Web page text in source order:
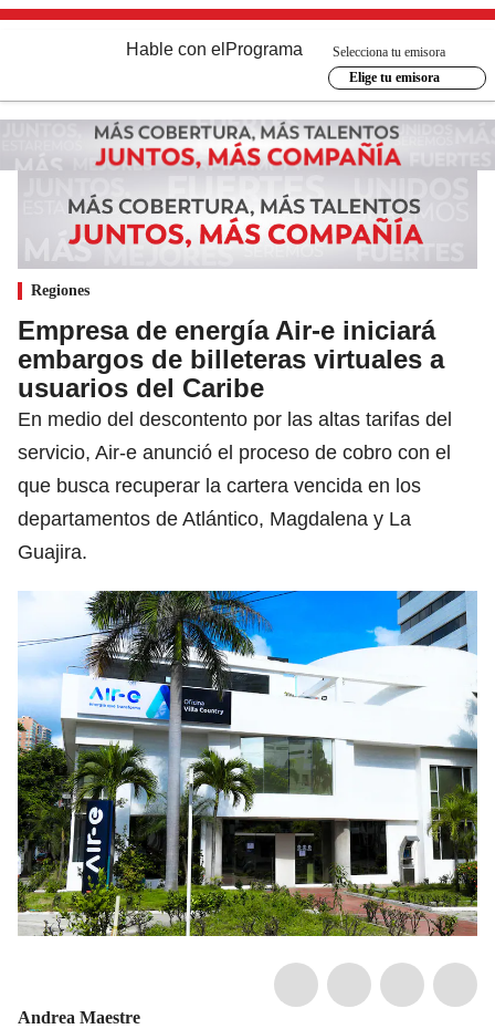
Hable con el Programa
Selecciona tu emisora
Elige tu emisora
Regiones
Empresa de energía Air-e iniciará
embargos de billeteras virtuales a
usuarios del Caribe
En medio del descontento por las altas tarifas del
servicio, Air-e anunció el proceso de cobro con el
que busca recuperar la cartera vencida en los
departamentos de Atlántico, Magdalena y La
Guajira.
Andrea Maestre